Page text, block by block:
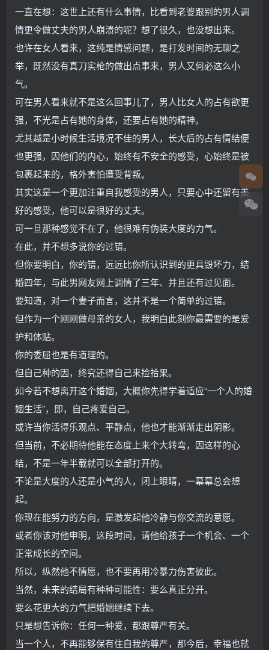
一直在想：这世上还有什么事情，比看到老婆跟别的男人调
情更令做丈夫的男人崩溃的呢？想了很久，也没想出来。
也许在女人看来，这纯是情感问题，是打发时间的无聊之
举，既然没有真刀实枪的做出点事来，男人又何必这么小
气。
可在男人看来就不是这么回事儿了，男人比女人的占有欲更
强，不光是占有她的身体，还要占有她的精神。
尤其越是小时候生活境况不佳的男人，长大后的占有情结便
也更强，因他们的内心，始终有不安全的感受，心始终是被
包裹起来的，格外害怕遭受背叛。
其实这是一个更加注重自我感受的男人，只要心中还留有美
好的感受，他可以是很好的丈夫。
可一旦那种感觉不在了，他很难有伪装大度的力气。
在此，并不想多说你的过错。
但你要明白，你的错，远远比你所认识到的更具毁坏力，结
婚四年，与此男网友网上调情了三年、并且还有过见面。
要知道，对一个妻子而言，这并不是一个简单的过错。
但作为一个刚刚做母亲的女人，我明白此刻你最需要的是爱
护和体贴。
你的委屈也是有道理的。
但自己种的因，终究还得自己来捡拾果。
如今若不想离开这个婚姻，大概你先得学着适应“一个人的婚
姻生活”，即，自己疼爱自己。
或许当你活得乐观点、平静点，他也才能渐渐走出阴影。
但当前，不必期待他能在态度上来个大转弯，因这样的心
结，不是一年半载就可以全部打开的。
不论是大度的人还是小气的人，闭上眼睛，一幕幕总会想
起。
你现在能努力的方向，是激发起他冷静与你交流的意愿。
或者你该对他申明，这段时间，请他给孩子一个机会、一个
正常成长的空间。
所以，纵然他不情愿，也不要再用冷暴力伤害彼此。
当然，未来的结局有种种可能性：要么真正分开。
要么花更大的力气把婚姻继续下去。
只是想告诉你：任何一种爱，都跟尊严有关。
当一个人，不再能够保有住自我的尊严，那今后，幸福也就